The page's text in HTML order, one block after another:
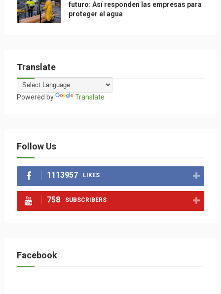
futuro: Así responden las empresas para
proteger el agua
Translate
Powered by Translate
Follow Us
1113957 LIKES
758 SUBSCRIBERS
Facebook